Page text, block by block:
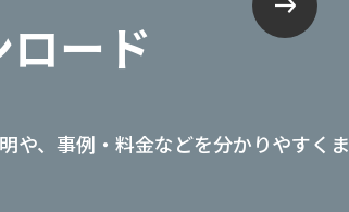
ード
や、事例・料金などを分かりやすくま